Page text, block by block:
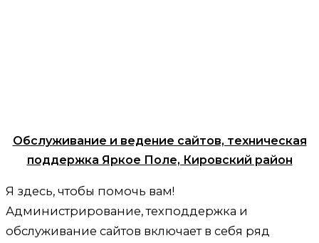
Обслуживание и ведение сайтов, техническая
поддержка Яркое Поле, Кировский район
Я здесь, чтобы помочь вам!
Администрирование, техподдержка и
обслуживание сайтов включает в себя ряд